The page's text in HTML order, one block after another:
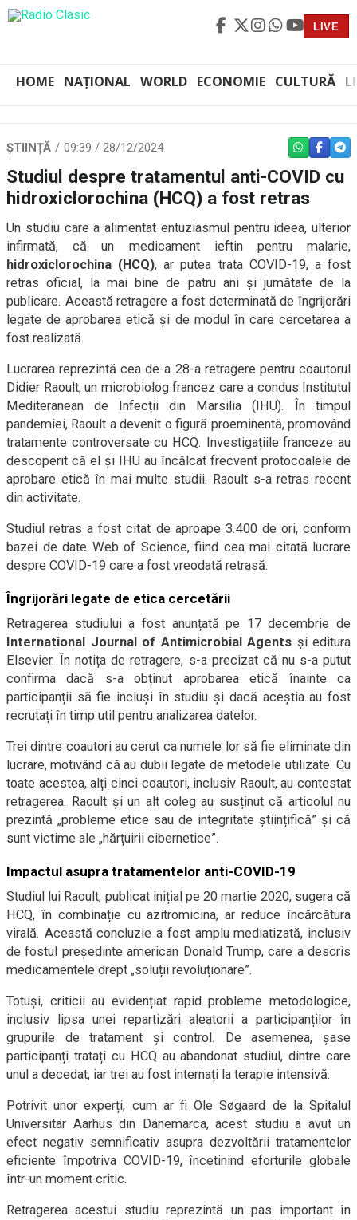
LIVE
HOME NAȚIONAL WORLD ECONOMIE CULTURĂ
ȘTIINȚĂ 09:39 / 28/12/2024 WHATSAPP
Studiul despre tratamentul anti-COVID cu
hidroxiclorochina (HCQ) a fost retras
Un studiu care a alimentat entuziasmul pentru ideea, ulterior
infirmată, că un medicament ieftin pentru malarie,
hidroxiclorochina (HCQ), ar putea trata COVID-19, a fost
retras oficial, la mai bine de patru ani și jumătate de la
publicare. Această retragere a fost determinată de îngrijorări
legate de aprobarea etică și de modul în care cercetarea a
fost realizată.
Lucrarea reprezintă cea de-a 28-a retragere pentru coautorul
Didier Raoult, un microbiolog francez care a condus Institutul
Mediteranean de Infecții din Marsilia (IHU). În timpul
pandemiei, Raoult a devenit o figură proeminentă, promovând
tratamente controversate cu HCQ. Investigațiile franceze au
descoperit că el și IHU au încălcat frecvent protocoalele de
aprobare etică în mai multe studii. Raoult s-a retras recent
din activitate.
Studiul retras a fost citat de aproape 3.400 de ori, conform
bazei de date Web of Science, fiind cea mai citată lucrare
despre COVID-19 care a fost vreodată retrasă.
Îngrijorări legate de etica cercetării
Retragerea studiului a fost anunțată pe 17 decembrie de
International Journal of Antimicrobial Agents și editura
Elsevier. În notița de retragere, s-a precizat că nu s-a putut
confirma dacă s-a obținut aprobarea etică înainte ca
participanții să fie incluși în studiu și dacă aceștia au fost
recrutați în timp util pentru analizarea datelor.
Trei dintre coautori au cerut ca numele lor să fie eliminate din
lucrare, motivând că au dubii legate de metodele utilizate. Cu
toate acestea, alți cinci coautori, inclusiv Raoult, au contestat
retragerea. Raoult și un alt coleg au susținut că articolul nu
prezintă „probleme etice sau de integritate științifică” și că
sunt victime ale „hărțuirii cibernetice”.
Impactul asupra tratamentelor anti-COVID-19
Studiul lui Raoult, publicat inițial pe 20 martie 2020, sugera că
HCQ, în combinație cu azitromicina, ar reduce încărcătura
virală. Această concluzie a fost amplu mediatizată, inclusiv
de fostul președinte american Donald Trump, care a descris
medicamentele drept „soluții revoluționare”.
Totuși, criticii au evidențiat rapid probleme metodologice,
inclusiv lipsa unei repartizări aleatorii a participanților în
grupurile de tratament și control. De asemenea, șase
participanți tratați cu HCQ au abandonat studiul, dintre care
unul a decedat, iar trei au fost internați la terapie intensivă.
Potrivit unor experți, cum ar fi Ole Søgaard de la Spitalul
Universitar Aarhus din Danemarca, acest studiu a avut un
efect negativ semnificativ asupra dezvoltării tratamentelor
eficiente împotriva COVID-19, încetinind eforturile globale
într-un moment critic.
Retragerea acestui studiu reprezintă un pas important în